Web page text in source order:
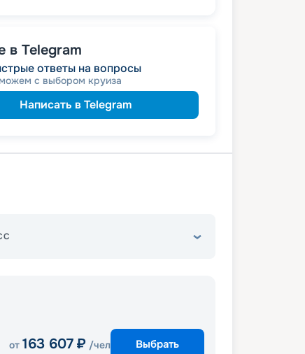
в Telegram
ответы на вопросы
с выбором круиза
Написать в Telegram
от 163 607 ₽ /чел Выбрать